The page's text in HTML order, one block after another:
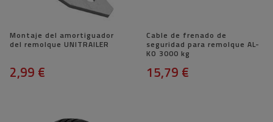
Montaje del amortiguador
del remolque UNITRAILER
2,99 €
Cable de frenado de
seguridad para remolque AL-
KO 3000 kg
15,79 €